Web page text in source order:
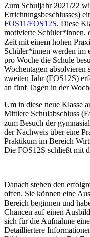
Zum Schuljahr 2021/22
Errichtungsbeschlusses)
FOS11/FOS12S. Diese
motivierte Schüler*innen,
Zeit mit einem hohen
Schüler*innen werden im
pro Woche die Schule
Wochentagen
zweiten Jahr (FOS12S)
an fünf Tagen in der
Um in diese neue Klasse
Mittlere Schulabschluss
zum Besuch der
der Nachweis über eine
Praktikum im Bereich
Die FOS12S schließt mit
Danach stehen den
offen. Sie können eine
Bereich beginnen und
Chancen auf einen
sich für die Aufnahme
Detailliertere